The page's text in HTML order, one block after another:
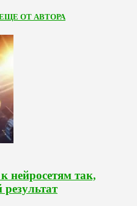
ОТ АВТОРА
нейросетям так,